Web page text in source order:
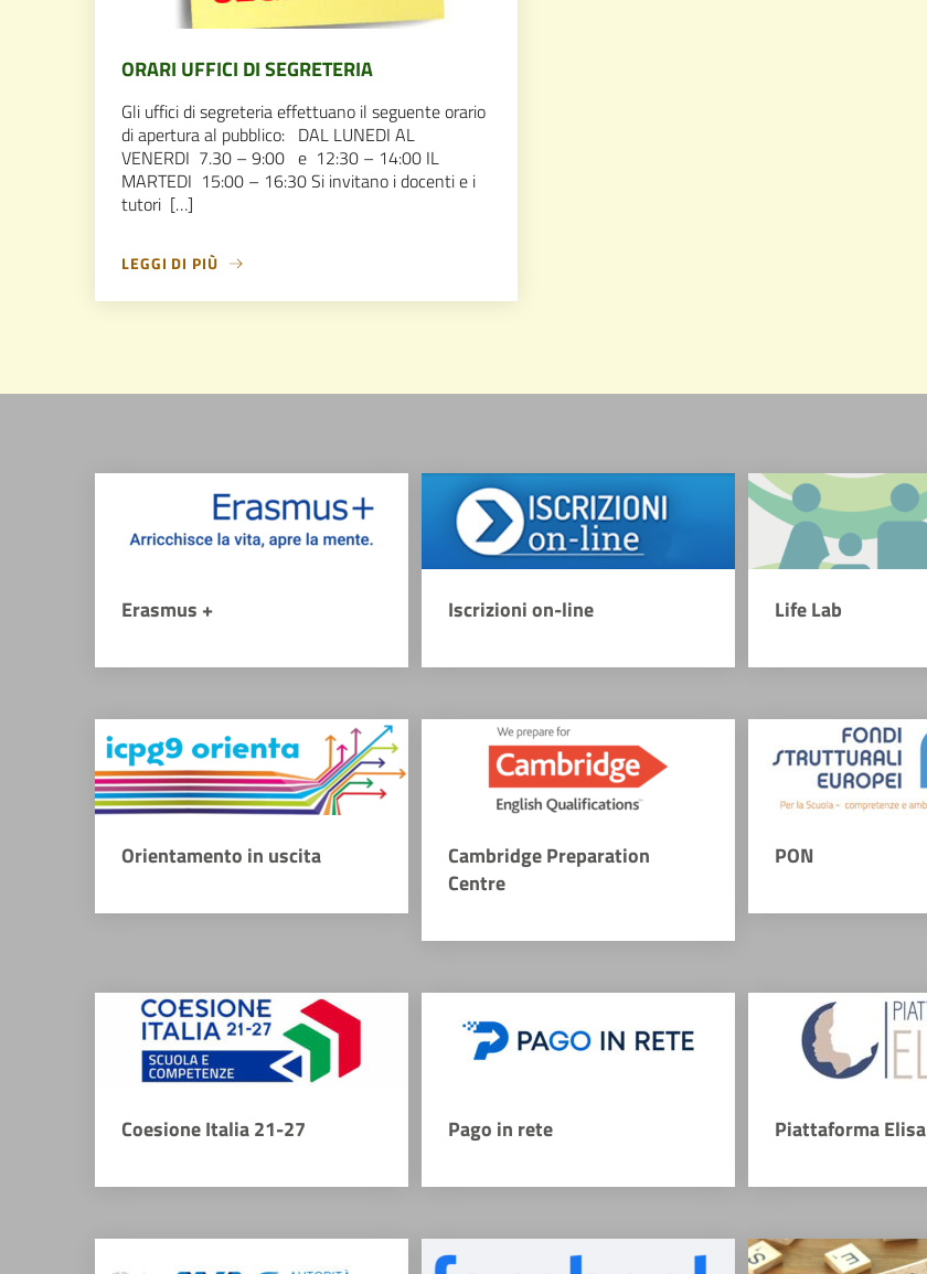
ORARI UFFICI DI SEGRETERIA
Gli uffici di segreteria effettuano il seguente orario
di apertura al pubblico: DAL LUNEDI AL
VENERDI 7.30 – 9:00 e 12:30 – 14:00 IL
MARTEDI 15:00 – 16:30 Si invitano i docenti e i
tutori […]
LEGGI DI PIÙ
Erasmus + Iscrizioni on-line Life Lab
Orientamento in uscita
Cambridge Preparation
Centre
PON
Coesione Italia 21-27 Pago in rete Piattaforma Elisa